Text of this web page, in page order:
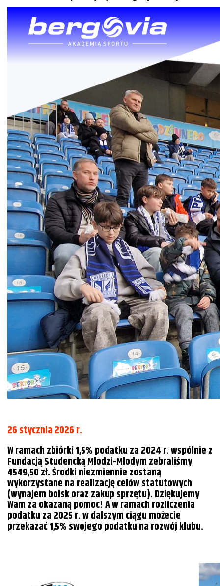
26 stycznia 2026 r.
W ramach zbiórki 1,5% podatku za 2024 r. wspólnie z
Fundacją Studencką Młodzi-Młodym zebraliśmy
4549,50 zł. Środki niezmiennie zostaną
wykorzystane na realizację celów statutowych
(wynajem boisk oraz zakup sprzętu). Dziękujemy
Wam za okazaną pomoc! A w ramach rozliczenia
podatku za 2025 r. w dalszym ciągu możecie
przekazać 1,5% swojego podatku na rozwój klubu.